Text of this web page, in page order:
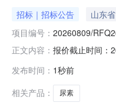
招标｜招标公告
山东
项目编号： 20260809/
正文内容： 报价截止时间：
发布时间： 1秒前
相关产品：
尿素